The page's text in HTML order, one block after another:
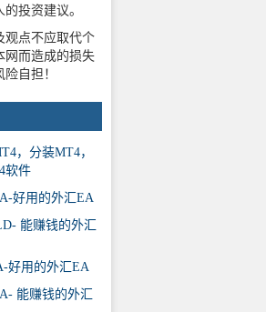
投资建议。
观点不应取代个
网而造成的损失
自担！
，分装MT4，
软件
好用的外汇EA
能赚钱的外汇
好用的外汇EA
能赚钱的外汇